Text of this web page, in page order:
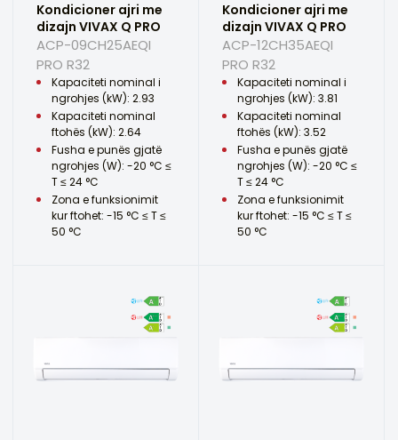
Kondicioner ajri me
dizajn VIVAX Q PRO
ACP-09CH25AEQI
PRO R32
Kapaciteti nominal i
ngrohjes (kW): 2.93
Kapaciteti nominal
ftohës (kW): 2.64
Fusha e punës gjatë
ngrohjes (W): -20 °C ≤
T ≤ 24 °C
Zona e funksionimit
kur ftohet: -15 °C ≤ T ≤
50 °C
Kondicioner ajri me
dizajn VIVAX Q PRO
ACP-12CH35AEQI
PRO R32
Kapaciteti nominal i
ngrohjes (kW): 3.81
Kapaciteti nominal
ftohës (kW): 3.52
Fusha e punës gjatë
ngrohjes (W): -20 °C ≤
T ≤ 24 °C
Zona e funksionimit
kur ftohet: -15 °C ≤ T ≤
50 °C